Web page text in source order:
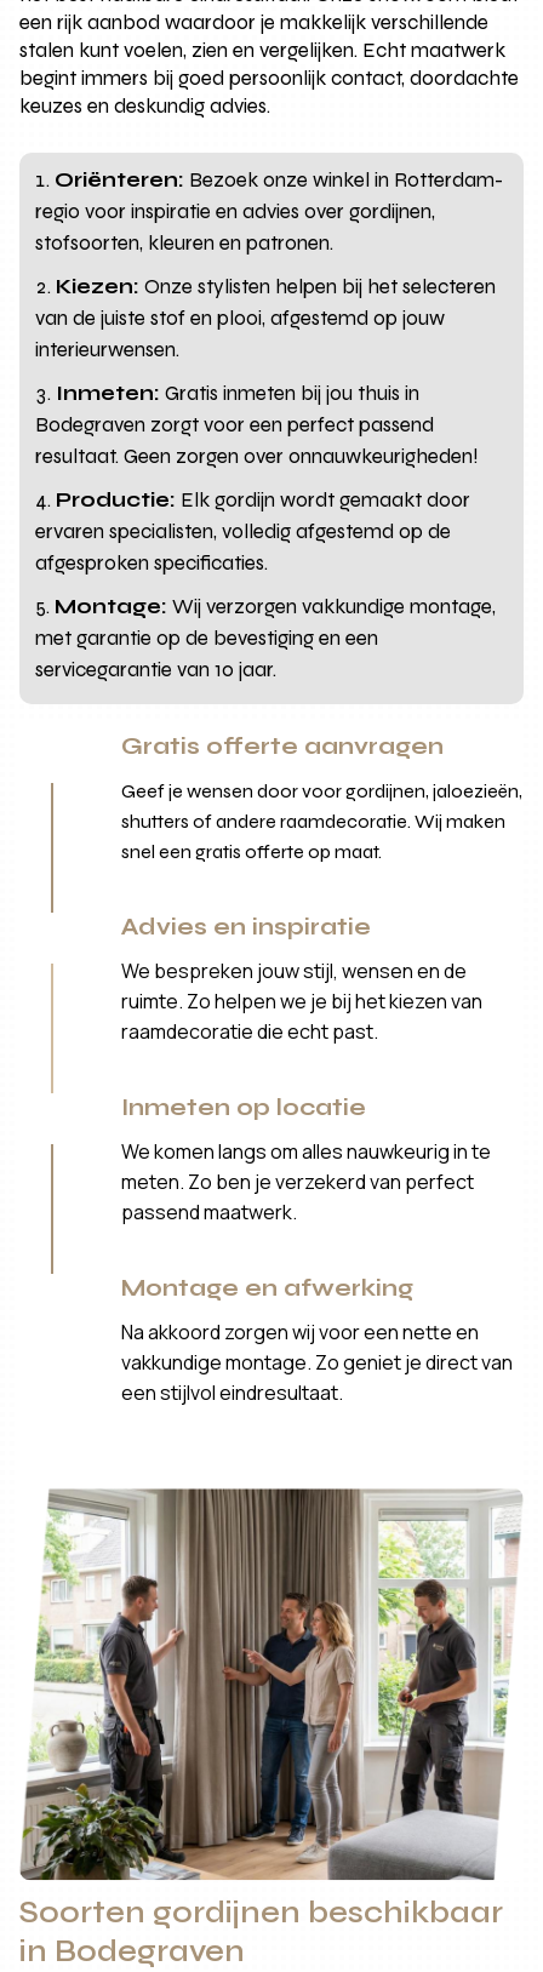
een rijk aanbod waardoor je makkelijk verschillende
stalen kunt voelen, zien en vergelijken. Echt maatwerk
begint immers bij goed persoonlijk contact, doordachte
keuzes en deskundig advies.
Oriënteren: Bezoek onze winkel in Rotterdam-
regio voor inspiratie en advies over gordijnen,
stofsoorten, kleuren en patronen.
Kiezen: Onze stylisten helpen bij het selecteren
van de juiste stof en plooi, afgestemd op jouw
interieurwensen.
Inmeten: Gratis inmeten bij jou thuis in
Bodegraven zorgt voor een perfect passend
resultaat. Geen zorgen over onnauwkeurigheden!
Productie: Elk gordijn wordt gemaakt door
ervaren specialisten, volledig afgestemd op de
afgesproken specificaties.
Montage: Wij verzorgen vakkundige montage,
met garantie op de bevestiging en een
servicegarantie van 10 jaar.
Gratis offerte aanvragen
Geef je wensen door voor gordijnen, jaloezieën,
shutters of andere raamdecoratie. Wij maken
snel een gratis offerte op maat.
Advies en inspiratie
We bespreken jouw stijl, wensen en de
ruimte. Zo helpen we je bij het kiezen van
raamdecoratie die echt past.
Inmeten op locatie
We komen langs om alles nauwkeurig in te
meten. Zo ben je verzekerd van perfect
passend maatwerk.
Montage en afwerking
Na akkoord zorgen wij voor een nette en
vakkundige montage. Zo geniet je direct van
een stijlvol eindresultaat.
Soorten gordijnen beschikbaar
in Bodegraven